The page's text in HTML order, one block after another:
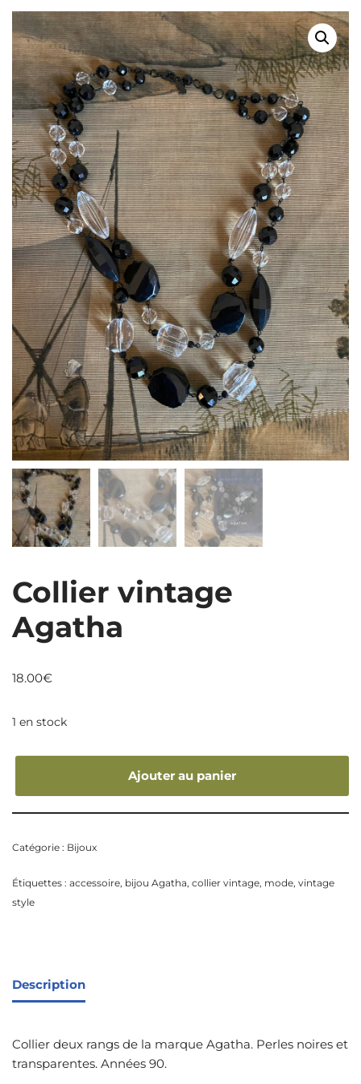
Collier vintage
Agatha
18.00€
1 en stock
Ajouter au panier
Catégorie : Bijoux
Étiquettes : accessoire, bijou Agatha, collier vintage, mode, vintage
style
Description
Collier deux rangs de la marque Agatha. Perles noires et
transparentes. Années 90.